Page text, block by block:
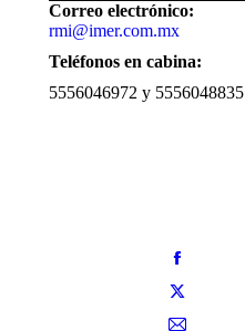
Correo electrónico:
rmi@imer.com.mx
Teléfonos en cabina:
5556046972 y 5556048835